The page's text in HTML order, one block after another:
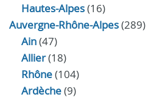
Hautes-Alpes(16)
Auvergne-Rhône-Alpes(289)
Ain(47)
Allier(18)
Rhône(104)
Ardèche(9)